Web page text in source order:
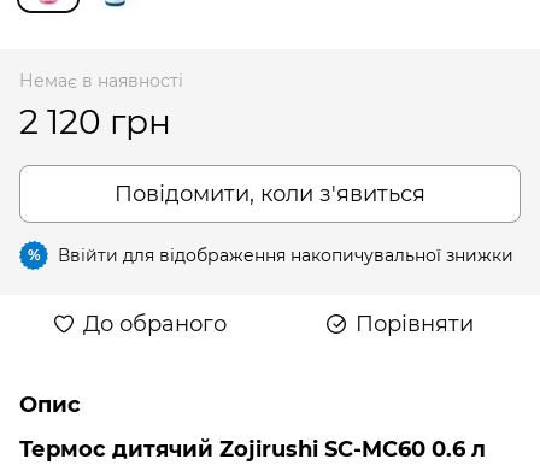
Немає в наявності
2 120 грн
Повідомити, коли з'явиться
% Ввійти для відображення накопичувальної знижки
До обраного Порівняти
Опис
Термос дитячий Zojirushi SC-MC60 0.6 л